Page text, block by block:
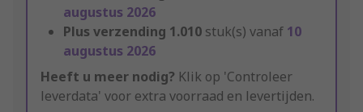
augustus 2026
Plus verzending 1.010 stuk(s) vanaf 10
augustus 2026
Heeft u meer nodig? Klik op 'Controleer
leverdata' voor extra voorraad en levertijden.